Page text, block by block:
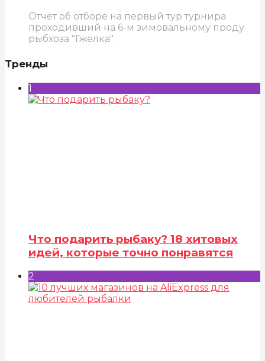
Отчет об отборе на первый тур турнира
проходивший на 6-м зимовальному проду
рыбхоза "Гжелка".
Тренды
1
Что подарить рыбаку? 18 хитовых
идей, которые точно понравятся
2